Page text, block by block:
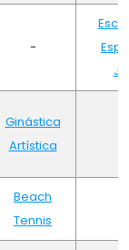
-
Ginástica
Artística
Beach
Tennis